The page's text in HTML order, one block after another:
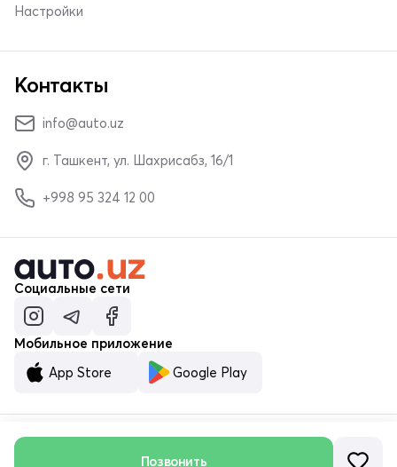
Позвонить
Настройки
Контакты
info@auto.uz
г. Ташкент, ул. Шахрисабз, 16/1
+998 95 324 12 00
Социальные сети
Мобильное приложение
App Store
Google Play
© ООО «MALUMOTNOMA» 2023–2026